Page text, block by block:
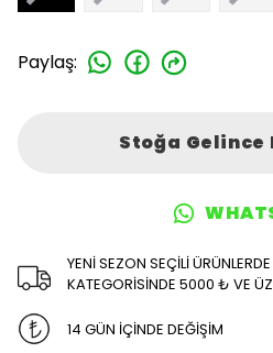
Paylaş:
Stoğa Gelince
YENİ SEZON SEÇİLİ
KATEGORİSİNDE 5000 ₺ VE
14 GÜN İÇİNDE DEĞİŞİM